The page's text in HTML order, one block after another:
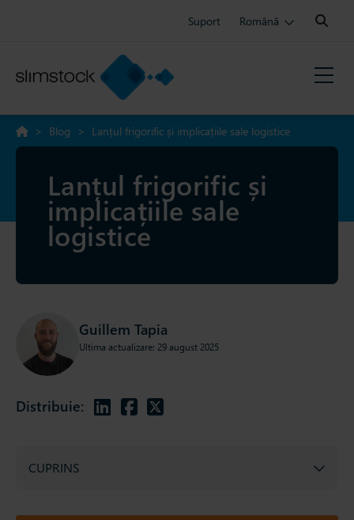
Suport Română
Search:
> Blog > Lanțul frigorific și implicațiile sale logistice
Lanțul frigorific și
implicațiile sale
logistice
Distribuie:
Guillem Tapia
Ultima actualizare: 29 august 2025
CUPRINS